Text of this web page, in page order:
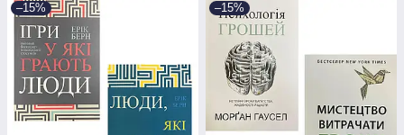
–15% –15%